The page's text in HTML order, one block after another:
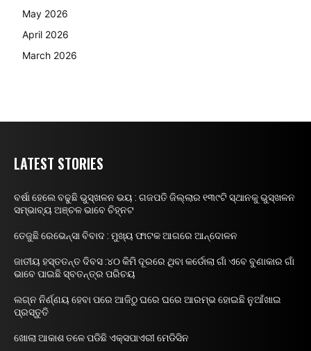
May 2026
April 2026
March 2026
LATEST STORIES
ବର୍ଷା ହେଲେ ବଢୁଛି ଭୁସ୍ଖଳନ ଭୟ : ଗଜପତି ଜିଲ୍ଲାର ୧୩୯ଟି ସ୍ଥାନକୁ ଭୁସ୍ଖଳନ
ସମ୍ଭାବ୍ୟ ଅଞ୍ଚଳ ଭାବେ ଚିହ୍ନଟ
ତେଜୁଛି ରେଭେନ୍ସା ବିବାଦ : ମୁଖ୍ୟ ଫାଟକ ଆଗରେ ଆନ୍ଦୋଳନ
ଜାତୀୟ ହସ୍ତତନ୍ତ ଦିବସ :୪୦ କିମି ଦୂରରେ ଥିବା କର୍ଡୋଲା ଗାଁ ଏବେ ବୁଣାକାର ଗାଁ
ଭାବେ ପାଇଛି ସ୍ବତନ୍ତ୍ର ପରିଚୟ
ଲଗ୍ନ ନିର୍ଣ୍ଣୟ ହେବା ପରେ ଆଜିଠୁ ଘରେ ଘରେ ଆରମ୍ଭ ହୋଇଛି ନୁଆଁଖାଇ
ପ୍ରସ୍ତୁତି
ଖୋଲା ଆକାଶ ତଳେ ପଡିଛି ଏକ୍ସପାଏରୀ ମେଡିସିନ